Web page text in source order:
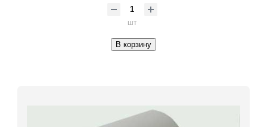
шт
В корзину